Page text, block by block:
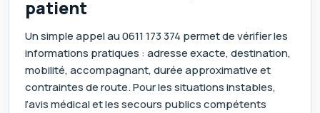
patient
Un simple appel au0611 173 374 permet de vérifier les
informations pratiques : adresse exacte, destination,
mobilité, accompagnant, durée approximative et
contraintes de route. Pour les situations instables,
l’avis médical et les secours publics compétents